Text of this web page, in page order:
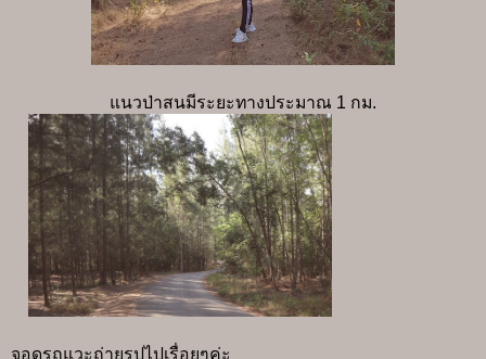
แนวป่าสนมีระยะทางประมาณ 1 กม.
จอดรถแวะถ่ายรูปไปเรื่อยๆค่ะ